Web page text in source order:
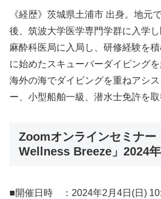
《経歴》茨城県土浦市 出身。地元
後、筑波大学医学専門学群に入学
麻酔科医局に入局し、研修経験を
に始めたスキューバーダイビング
海外の海でダイビングを重ねアシ
ー、小型船舶一級、潜水士免許を取
Zoomオンラインセミナー
Wellness Breeze」2024
■開催日時 ：2024年2月4日(日)